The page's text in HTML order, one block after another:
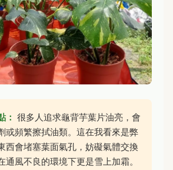
： 很多人追求龜背芋葉片油亮，會
或頻繁擦拭油類。這在我看來是弊
西會堵塞葉面氣孔，妨礙氣體交換
通風不良的環境下更是雪上加霜。